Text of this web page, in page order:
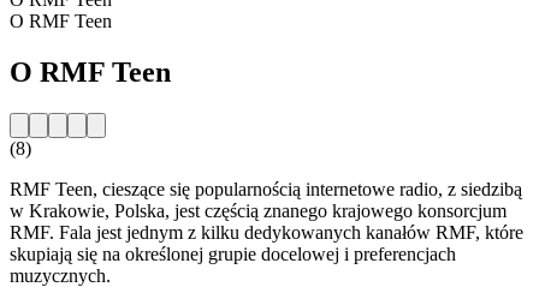
O RMF Teen
O RMF Teen
(8)
RMF Teen, cieszące się popularnością internetowe radio, z siedzibą
w Krakowie, Polska, jest częścią znanego krajowego konsorcjum
RMF. Fala jest jednym z kilku dedykowanych kanałów RMF, które
skupiają się na określonej grupie docelowej i preferencjach
muzycznych.